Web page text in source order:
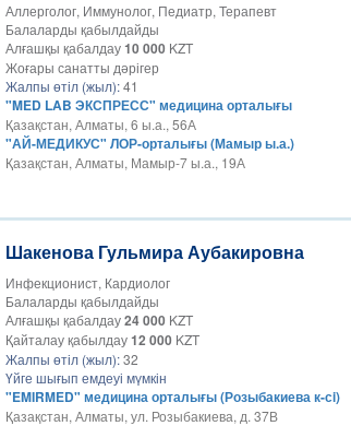
Аллерголог, Иммунолог, Педиатр, Терапевт
Балаларды қабылдайды
Алғашқы қабалдау10 000KZT
Жоғары санатты дәрігер
Жалпы өтіл (жыл):41
"MED LAB ЭКСПРЕСС" медицина орталығы
Қазақстан, Алматы, 6 ы.а., 56А
"АЙ-МЕДИКУС" ЛОР-орталығы (Мамыр ы.а.)
Қазақстан, Алматы, Мамыр-7 ы.а., 19А
Шакенова Гульмира Аубакировна
Инфекционист, Кардиолог
Балаларды қабылдайды
Алғашқы қабалдау24 000KZT
Қайталау қабылдау12 000KZT
Жалпы өтіл (жыл):32
Үйге шығып емдеуі мүмкін
"EMIRMED" медицина орталығы (Розыбакиева к-сi)
Қазақстан, Алматы, ул. Розыбакиева, д. 37В